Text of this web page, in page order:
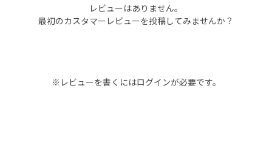
レビューはありません。
最初のカスタマーレビューを投稿してみませんか？
※レビューを書くにはログインが必要です。